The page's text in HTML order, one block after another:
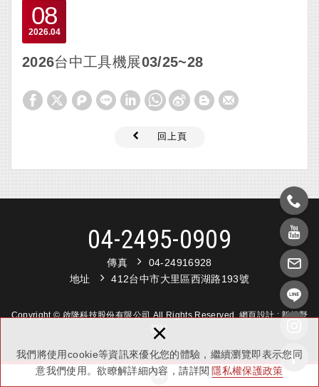
我們將使用cookie等資訊來優化您的體驗，繼續瀏覽即表示您同
意我們使用。欲瞭解詳細內容，請詳閱 隱私權保護政策
×
08
04
2026
2026台中工具機展03/25~28
回上頁
04-2495-0909
傳真
04-24916928
地址
412台中市大里區西湖路193號
Copyright © 啟隆科技股份有限公司 All Rights Reserved. 網頁設計 :新視野
設計